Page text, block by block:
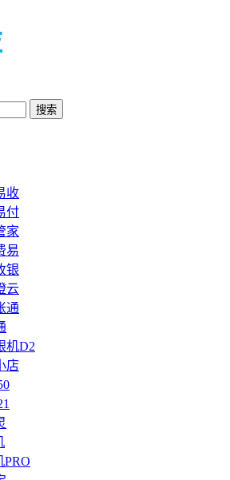
收
付
家
易
银
云
通
机D2
店
PRO